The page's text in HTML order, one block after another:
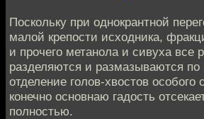
Поскольку при однокрантной
малой крепости исходника,
и прочего метанола и сивуха все
разделяются и размазываются по
отделение голов-хвостов
конечно основнаю гадость
полностью.